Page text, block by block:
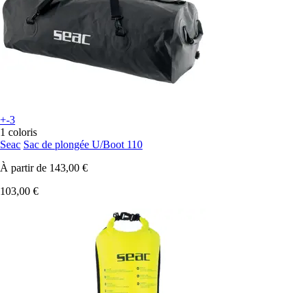
+-3
1 coloris
Seac Sac de plongée U/Boot 110
À partir de 143,00 €
103,00 €